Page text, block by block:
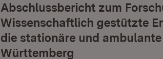
Abschlussbericht zum
Wissenschaftlich gestützte
die stationäre und
Württemberg